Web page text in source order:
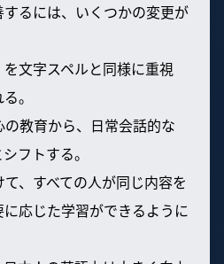
るには、いくつかの変更が
文字スペルと同様に重視
。
教育から、日常会話的な
フトする。
、すべての人が同じ内容を
応じた学習ができるように